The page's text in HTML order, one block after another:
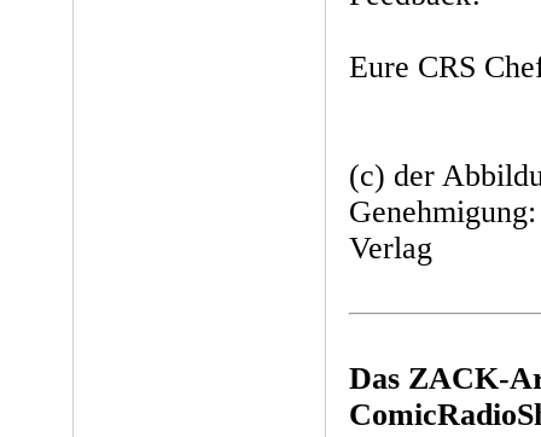
Eure CRS
(c) der
Verlag
Das ZACK-